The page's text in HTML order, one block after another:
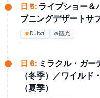
日 5:ライブショー＆
ブニングデザートサ
Dubai 観光
日 6: ミラクル・ガ
（冬季）／ワイル
（夏季）